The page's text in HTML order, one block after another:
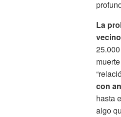
La
con
hasta
algo